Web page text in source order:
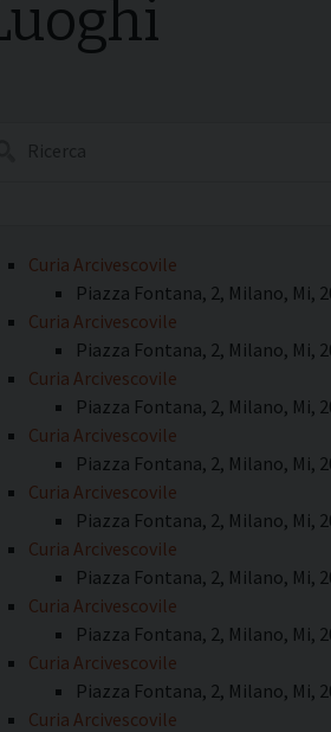
Può esserlo un uomo
sposato?
Curia Arcivescovile
Piazza Fontana, 2, Milano, Mi,
Curia Arcivescovile
Piazza Fontana, 2, Milano, Mi,
Curia Arcivescovile
Piazza Fontana, 2, Milano, Mi,
Curia Arcivescovile
Piazza Fontana, 2, Milano, Mi,
Curia Arcivescovile
Piazza Fontana, 2, Milano, Mi,
Curia Arcivescovile
Piazza Fontana, 2, Milano, Mi,
Curia Arcivescovile
Piazza Fontana, 2, Milano, Mi,
Curia Arcivescovile
Piazza Fontana, 2, Milano, Mi,
Curia Arcivescovile